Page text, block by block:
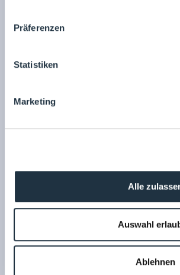
Präferenzen
Statistiken
Marketing
Alle
Auswahl
Ablehnen
VORTRÄGE
GMP-Forum
GMP-Verlag Peither AG
minimieren
Klaus Link
Frank Bähr